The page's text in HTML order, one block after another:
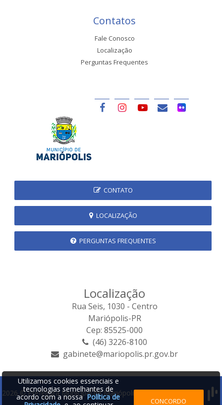
Contatos
Fale Conosco
Localização
Perguntas Frequentes
CONTATO
LOCALIZAÇÃO
PERGUNTAS FREQUENTES
Localização
Rua Seis, 1030 - Centro
Mariópolis-PR
Cep: 85525-000
(46) 3226-8100
gabinete@mariopolis.pr.gov.br
2026 © Prefeitura Municipal de Mariópolis | Desenvolvido por:
Utilizamos cookies essenciais e
tecnologias semelhantes de
acordo com a nossaPolítica de
CONCORDO